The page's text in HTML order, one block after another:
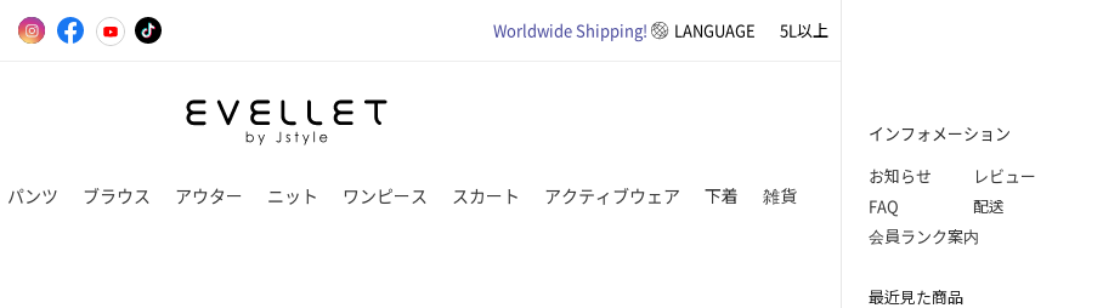
インフォメーション
お知らせ
レビュー
FAQ
配送
会員ランク案内
最近見た商品
Worldwide Shipping! LANGUAGE 5L以上
パンツ ブラウス アウター ニット ワンピース スカート アクティブウェア 下着 雑貨